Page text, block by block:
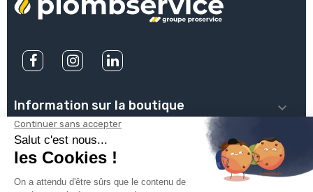
Information sur la boutique 
PLOMBSERVICE 
INFOS PRATIQUES 